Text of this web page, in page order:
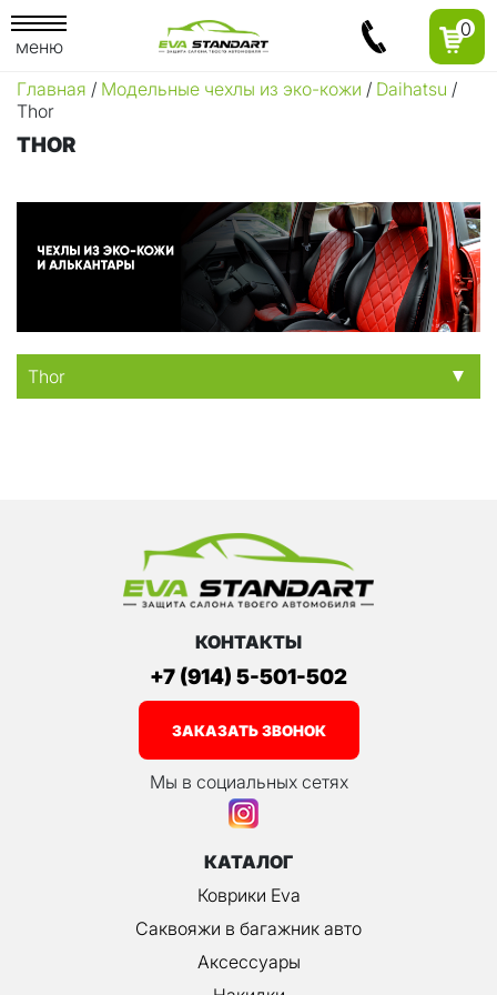
меню
0
Главная / Модельные чехлы из эко-кожи / Daihatsu /
Thor
THOR
Thor
КОНТАКТЫ
+7 (914) 5-501-502
ЗАКАЗАТЬ ЗВОНОК
Мы в социальных сетях
КАТАЛОГ
Коврики Eva
Саквояжи в багажник авто
Аксессуары